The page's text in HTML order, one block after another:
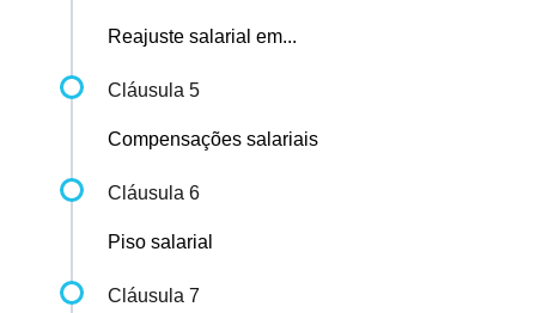
Reajuste salarial em...
Cláusula 5
Compensações salariais
Cláusula 6
Piso salarial
Cláusula 7